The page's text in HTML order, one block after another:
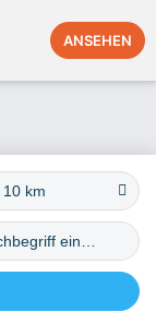
ANSEHEN
Österreich
10 km